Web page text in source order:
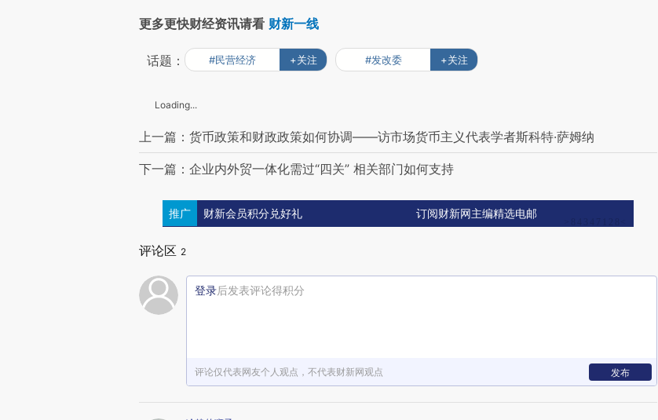
更多更快财经资讯请看 财新一线
话题： #民营经济 +关注 #发改委 +关注
Loading...
上一篇：货币政策和财政政策如何协调——访市场货币主义代表学者斯科特·萨姆纳
下一篇：企业内外贸一体化需过“四关” 相关部门如何支持
推广 财新会员积分兑好礼 订阅财新网主编精选电邮
评论区 2
登录后发表评论得积分
评论仅代表网友个人观点，不代表财新网观点 发布